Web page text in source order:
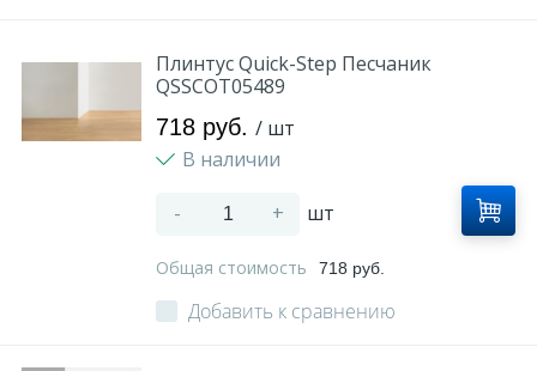
Плинтус Quick-Step Песчаник
QSSCOT05489
718 руб. / шт
В наличии
- + шт
Общая стоимость 718 руб.
Добавить к сравнению